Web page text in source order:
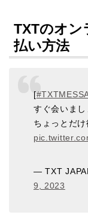
TXTのオン
払い方法
[
すぐ会いまし
ちょっとだ
— TXT
9, 2023